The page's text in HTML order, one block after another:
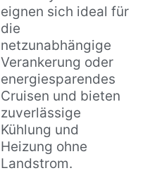
eignen sich ideal für
die
netzunabhängige
Verankerung oder
energiesparendes
Cruisen und bieten
zuverlässige
Kühlung und
Heizung ohne
Landstrom.